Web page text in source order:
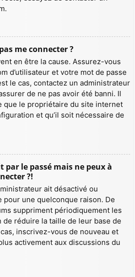
me connecter ?
en être la cause. Assurez-vous
d’utilisateur et votre mot de passe
le cas, contactez un administrateur
de ne pas avoir été banni. Il
que le propriétaire du site internet
et qu’il soit nécessaire de
par le passé mais ne peux à
?!
ait désactivé ou
pour une quelconque raison. De
suppriment périodiquement les
réduire la taille de leur base de
inscrivez-vous de nouveau et
activement aux discussions du